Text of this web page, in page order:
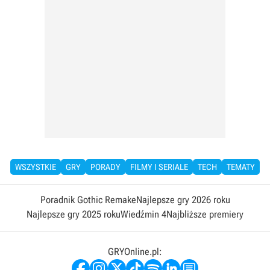
WSZYSTKIE GRY PORADY FILMY I SERIALE TECH TEMATY
Poradnik Gothic RemakeNajlepsze gry 2026 roku
Najlepsze gry 2025 rokuWiedźmin 4Najbliższe premiery
GRYOnline.pl: